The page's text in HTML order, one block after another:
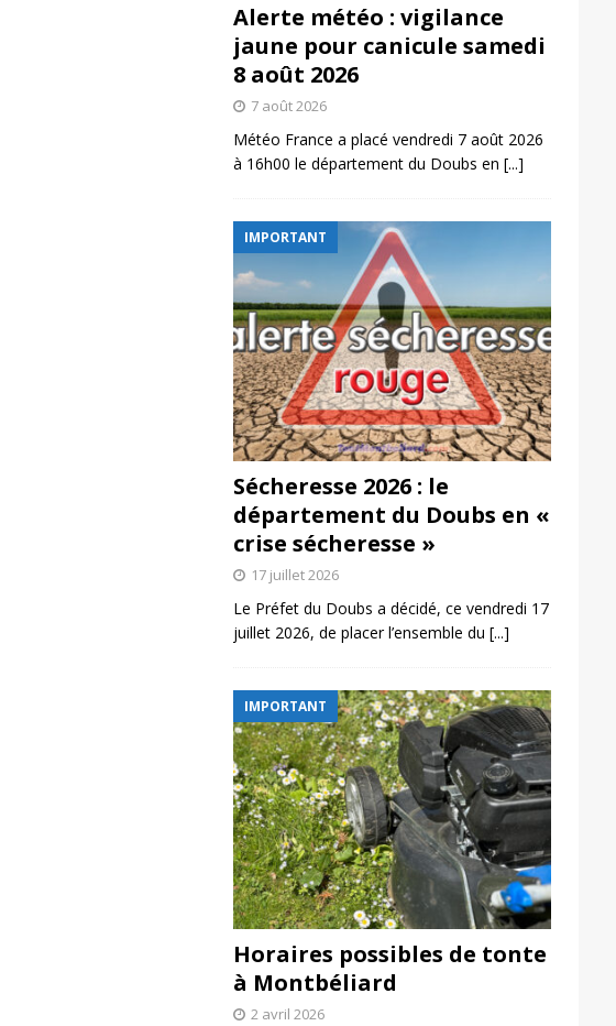
Alerte météo : vigilance
jaune pour canicule samedi
8 août 2026
7 août 2026
Météo France a placé vendredi 7 août 2026
à 16h00 le département du Doubs en [...]
IMPORTANT
Sécheresse 2026 : le
département du Doubs en «
crise sécheresse »
17 juillet 2026
Le Préfet du Doubs a décidé, ce vendredi 17
juillet 2026, de placer l’ensemble du [...]
IMPORTANT
Horaires possibles de tonte
à Montbéliard
2 avril 2026